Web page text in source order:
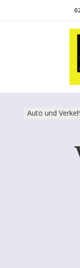
Auto und